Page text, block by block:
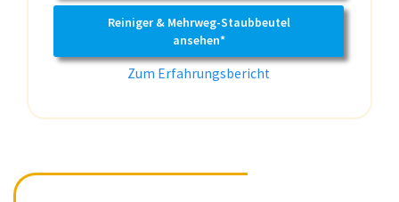
Reiniger & Mehrweg-Staubbeutel
ansehen*
Zum Erfahrungsbericht